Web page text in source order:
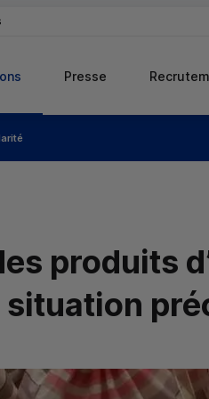
Presse
produits